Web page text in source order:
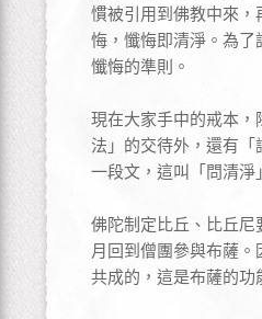
慣被引用到佛教中來
悔，懺悔即清淨。為
懺悔的準則。
現在大家手中的戒本
法」的交待外，還有
一段文，這叫「問清
佛陀制定比丘、比丘
月回到僧團參與布薩
共成的，這是布薩的